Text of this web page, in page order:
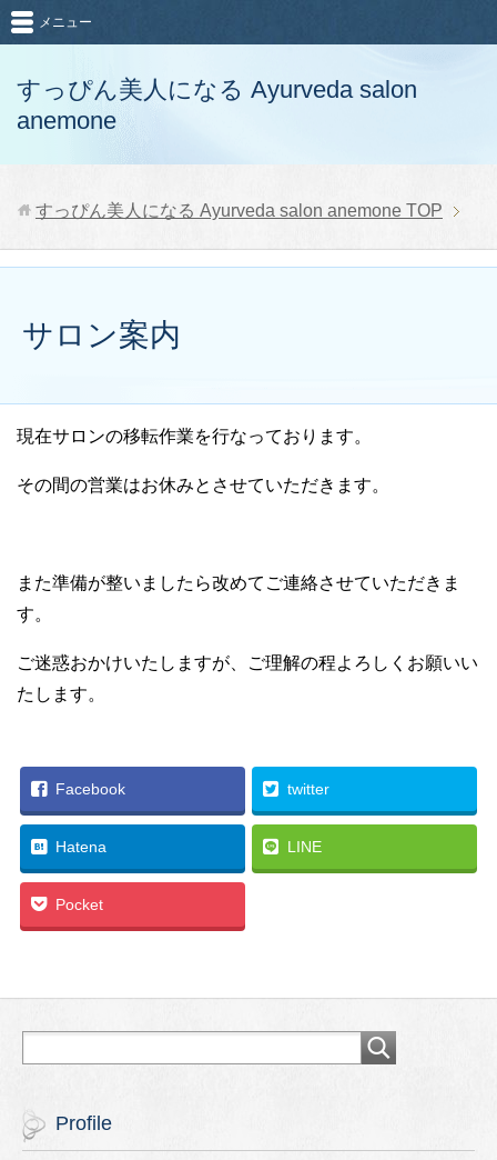
すっぴん美人になる Ayurveda salon
anemone
メニュー
すっぴん美人になる Ayurveda salon anemone TOP
サロン案内
現在サロンの移転作業を行なっております。
その間の営業はお休みとさせていただきます。
また準備が整いましたら改めてご連絡させていただきま
す。
ご迷惑おかけいたしますが、ご理解の程よろしくお願いい
たします。
Facebook twitter
Hatena LINE
Pocket
Profile